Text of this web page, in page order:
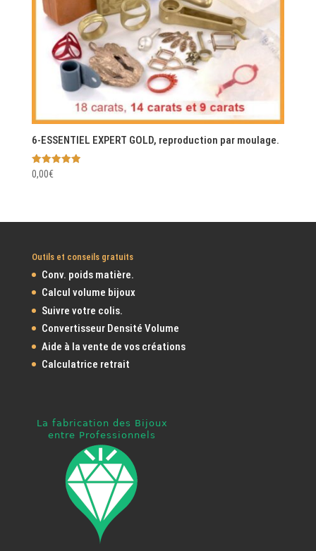
6-ESSENTIEL EXPERT GOLD, reproduction par moulage.
Note
5.00
0,00€
Outils et conseils gratuits
Conv. poids matière.
Calcul volume bijoux
Suivre votre colis.
Convertisseur Densité Volume
Aide à la vente de vos créations
Calculatrice retrait